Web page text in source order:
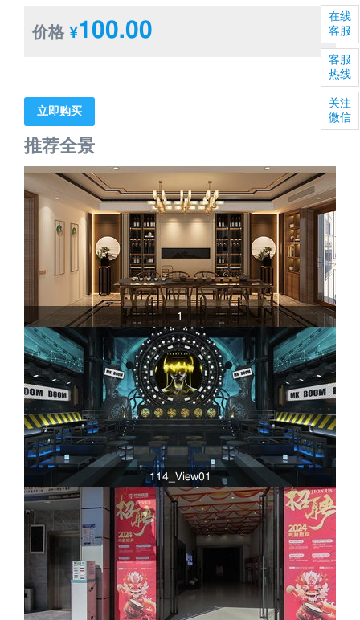
价格 ¥100.00
立即购买
推荐全景
1
114_View01
在线
客服
客服
热线
关注
微信